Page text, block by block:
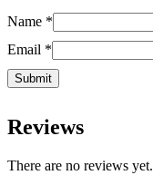
Name *
Email *
Reviews
There are no reviews yet.